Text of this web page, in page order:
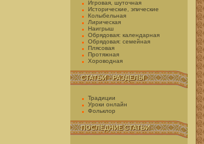
Игровая, шуточная
Исторические, эпические
Колыбельная
Лирическая
Наигрыш
Обрядовая: календарная
Обрядовая: семейная
Плясовая
Протяжная
Хороводная
СТАТЬИ - РАЗДЕЛЫ
Традиции
Уроки онлайн
Фольклор
ПОСЛЕДНИЕ СТАТЬИ